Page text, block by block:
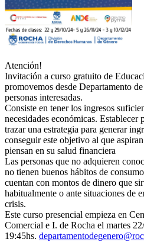
Atención!
Invitación a curso gratuito de
promovemos desde Departamento
personas interesadas.
Consiste en tener los ingresos
necesidades económicas.
trazar una estrategia para generar
conseguir este objetivo al que
piensan en su salud financiera
Las personas que no adquieren
no tienen buenos hábitos de
cuentan con montos de dinero que
habitualmente o ante situaciones de
crisis.
Este curso presencial empieza en
Comercial e I. de Rocha el martes
19:45hs.